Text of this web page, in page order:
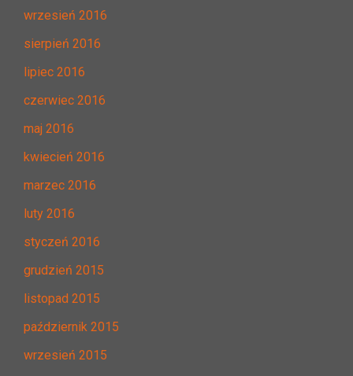
wrzesień 2016
sierpień 2016
lipiec 2016
czerwiec 2016
maj 2016
kwiecień 2016
marzec 2016
luty 2016
styczeń 2016
grudzień 2015
listopad 2015
październik 2015
wrzesień 2015